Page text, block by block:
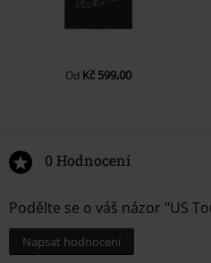
Od Kč 599,00
0 Hodnocení
Podělte se o váš názor "US
Napsat hodnocení